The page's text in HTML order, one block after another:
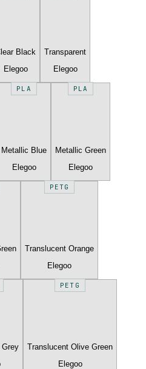
Black
Elegoo
Transparent
Elegoo
PLA
Metallic Blue
Elegoo
PLA
Metallic Green
Elegoo
PETG
Translucent Orange
Elegoo
Grey
PETG
Translucent Olive Green
Elegoo